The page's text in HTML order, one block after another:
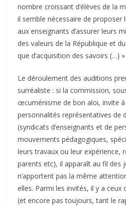
nombre croissant d’élèves de la
il semble nécessaire de
aux enseignants d’assurer leurs
des valeurs de la République et
que d’acquisition des savoirs (…) »
Le déroulement des auditions
surréaliste : si la commission,
œcuménisme de bon aloi, invite à
personnalités représentatives de
(syndicats d’enseignants et de
mouvements pédagogiques,
leurs travaux ou leur expérience,
parents etc), il apparaît au fil des
n’apportent pas la même
elles. Parmi les invités, il y a ceux
(et encore pas toujours, tant le